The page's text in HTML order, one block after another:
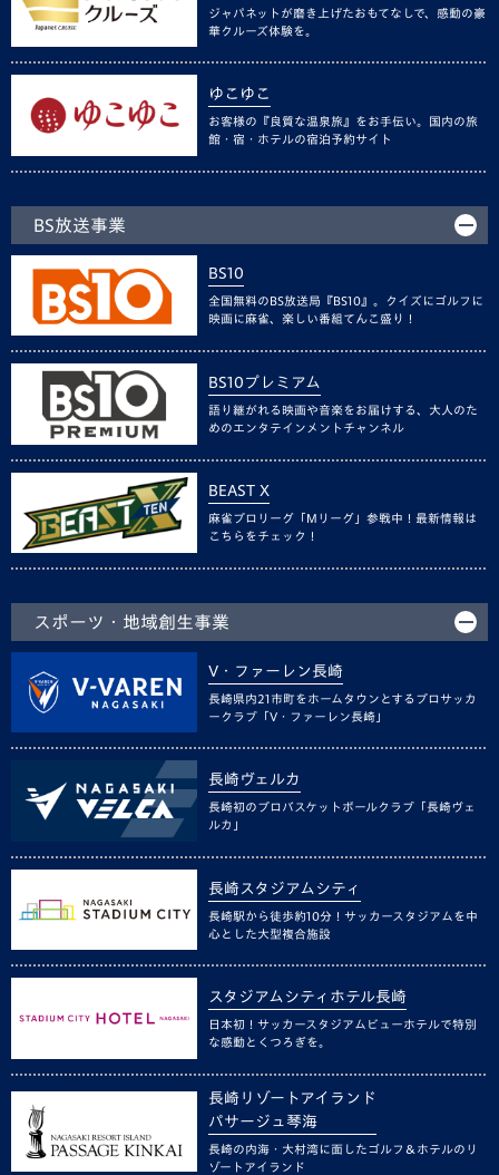
ジャパネットが磨き上げたおもてなしで、感動の豪
華クルーズ体験を。
ゆこゆこ
お客様の『良質な温泉旅』をお手伝い。国内の旅
館・宿・ホテルの宿泊予約サイト
BS放送事業
BS10
全国無料のBS放送局『BS10』。クイズにゴルフに
映画に麻雀、楽しい番組てんこ盛り！
BS10プレミアム
語り継がれる映画や音楽をお届けする、大人のた
めのエンタテインメントチャンネル
BEAST X
麻雀プロリーグ「Mリーグ」参戦中！最新情報は
こちらをチェック！
スポーツ・地域創生事業
V・ファーレン長崎
長崎県内21市町をホームタウンとするプロサッカ
ークラブ「V・ファーレン長崎」
長崎ヴェルカ
長崎初のプロバスケットボールクラブ「長崎ヴェ
ルカ」
長崎スタジアムシティ
長崎駅から徒歩約10分！サッカースタジアムを中
心とした大型複合施設
スタジアムシティホテル長崎
日本初！サッカースタジアムビューホテルで特別
な感動とくつろぎを。
長崎リゾートアイランド
パサージュ琴海
長崎の内海・大村湾に面したゴルフ＆ホテルのリ
ゾートアイランド